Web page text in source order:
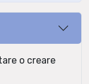
o creare